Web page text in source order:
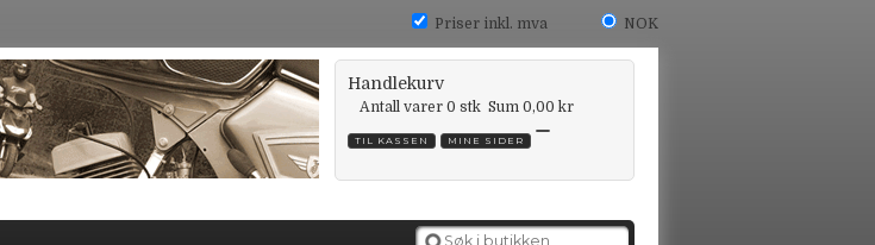
NOK
Priser inkl. mva
Handlekurv
Antall varer 0 stk Sum 0,00 kr
TIL KASSEN MINE SIDER